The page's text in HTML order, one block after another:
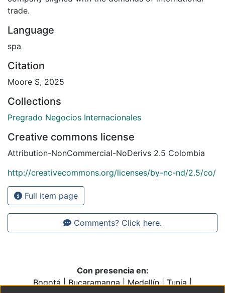
trade.
Language
spa
Citation
Moore S, 2025
Collections
Pregrado Negocios Internacionales
Creative commons license
Attribution-NonCommercial-NoDerivs 2.5 Colombia
http://creativecommons.org/licenses/by-nc-nd/2.5/co/
Full item page
Comments? Click here.
Con presencia en:
Bogotá|Bucaramanga|Medellín|Tunja|